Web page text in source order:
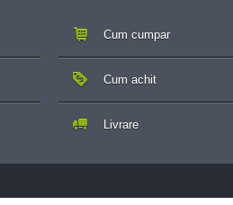
Cum cumpar
Cum achit
Livrare